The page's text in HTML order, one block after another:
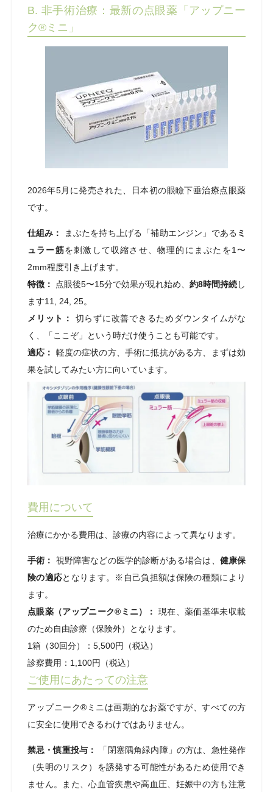
B. 非手術治療：最新の点眼薬「アップニー
ク®ミニ」
2026年5月に発売された、日本初の眼瞼下垂治療点眼薬
です。
仕組み： まぶたを持ち上げる「補助エンジン」である ミ
ュラー筋を刺激して収縮させ、物理的にまぶたを1〜
2mm程度引き上げます。
特徴：
点眼後5〜15分で効果が現れ始め、 約8時間持続し
ます11, 24, 25。
メリット：
切らずに改善できるためダウンタイムがな
く、「ここぞ」という時だけ使うことも可能です。
適応：
軽度の症状の方、手術に抵抗がある方、まずは効
果を試してみたい方に向いています。
費用について
治療にかかる費用は、診療の内容によって異なります。
手術： 視野障害などの医学的診断がある場合は、 健康保
険の適応となります。※自己負担額は保険の種類により
ます。
点眼薬（アップニーク®ミニ）：
現在、薬価基準未収載
のため自由診療（保険外）となります。
1箱（30回分）：5,500円（税込）
診察費用：1,100円（税込）
ご使用にあたっての注意
アップニーク®ミニは画期的なお薬ですが、すべての方
に安全に使用できるわけではありません。
禁忌・慎重投与：
「閉塞隅角緑内障」の方は、急性発作
（失明のリスク）を誘発する可能性があるため使用でき
ません。また、心血管疾患や高血圧、妊娠中の方も注意